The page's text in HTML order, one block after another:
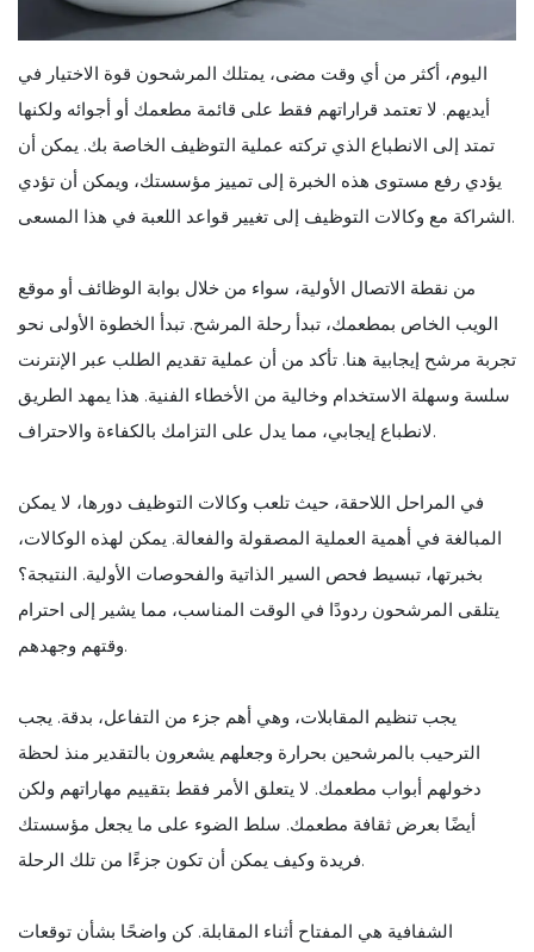
اليوم، أكثر من أي وقت مضى، يمتلك المرشحون قوة الاختيار في
أيديهم. لا تعتمد قراراتهم فقط على قائمة مطعمك أو أجوائه ولكنها
تمتد إلى الانطباع الذي تركته عملية التوظيف الخاصة بك. يمكن أن
يؤدي رفع مستوى هذه الخبرة إلى تمييز مؤسستك، ويمكن أن تؤدي
الشراكة مع وكالات التوظيف إلى تغيير قواعد اللعبة في هذا المسعى.
من نقطة الاتصال الأولية، سواء من خلال بوابة الوظائف أو موقع
الويب الخاص بمطعمك، تبدأ رحلة المرشح. تبدأ الخطوة الأولى نحو
تجربة مرشح إيجابية هنا. تأكد من أن عملية تقديم الطلب عبر الإنترنت
سلسة وسهلة الاستخدام وخالية من الأخطاء الفنية. هذا يمهد الطريق
لانطباع إيجابي، مما يدل على التزامك بالكفاءة والاحتراف.
في المراحل اللاحقة، حيث تلعب وكالات التوظيف دورها، لا يمكن
المبالغة في أهمية العملية المصقولة والفعالة. يمكن لهذه الوكالات،
بخبرتها، تبسيط فحص السير الذاتية والفحوصات الأولية. النتيجة؟
يتلقى المرشحون ردودًا في الوقت المناسب، مما يشير إلى احترام
وقتهم وجهدهم.
يجب تنظيم المقابلات، وهي أهم جزء من التفاعل، بدقة. يجب
الترحيب بالمرشحين بحرارة وجعلهم يشعرون بالتقدير منذ لحظة
دخولهم أبواب مطعمك. لا يتعلق الأمر فقط بتقييم مهاراتهم ولكن
أيضًا بعرض ثقافة مطعمك. سلط الضوء على ما يجعل مؤسستك
فريدة وكيف يمكن أن تكون جزءًا من تلك الرحلة.
الشفافية هي المفتاح أثناء المقابلة. كن واضحًا بشأن توقعات